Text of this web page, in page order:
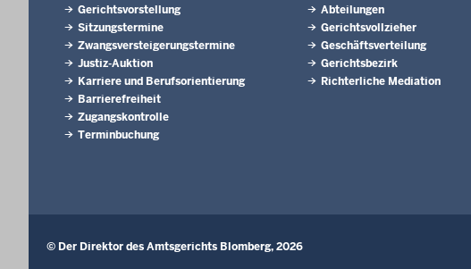
Gerichtsvorstellung
Sitzungstermine
Zwangsversteigerungs­termine
Justiz-Auktion
Karriere und Berufsorientierung
Barrierefreiheit
Zugangskontrolle
Terminbuchung
Abteilungen
Gerichtsvollzieher
Geschäftsverteilung
Gerichtsbezirk
Richterliche Mediation
© Der Direktor des Amtsgerichts Blomberg, 2026